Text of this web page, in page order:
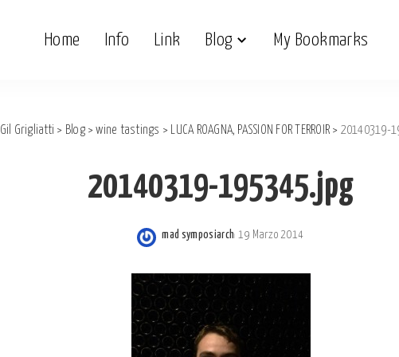
Home Info Link Blog My Bookmarks
Gil Grigliatti > Blog>wine tastings > LUCA ROAGNA, PASSION FOR TERROIR > 20140319-
20140319-195345.jpg
Posted
mad symposiarch 19 Marzo 2014